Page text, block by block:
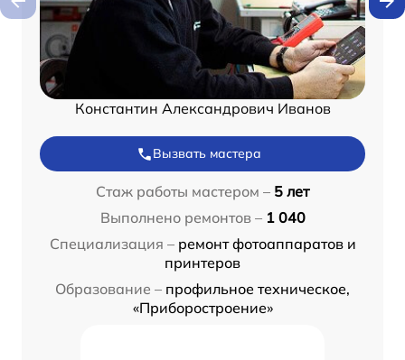
Константин Александрович Иванов
Вызвать мастера
Стаж работы мастером – 5 лет
Выполнено ремонтов – 1 040
Специализация – ремонт фотоаппаратов и
принтеров
Образование – профильное техническое,
«Приборостроение»